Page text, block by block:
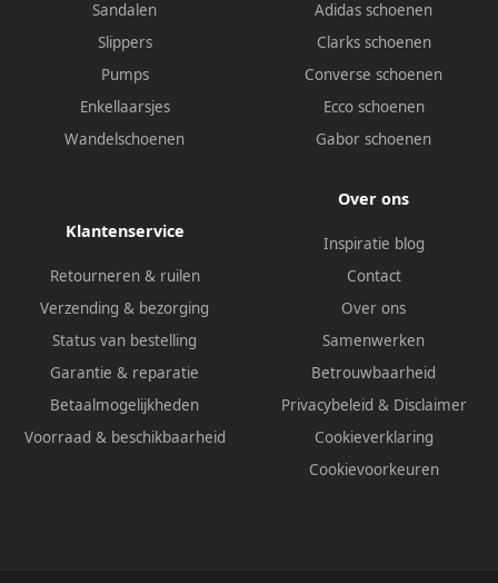
Sandalen
Slippers
Pumps
Enkellaarsjes
Wandelschoenen
Adidas schoenen
Clarks schoenen
Converse schoenen
Ecco schoenen
Gabor schoenen
Klantenservice
Retourneren & ruilen
Verzending & bezorging
Status van bestelling
Garantie & reparatie
Betaalmogelijkheden
Voorraad & beschikbaarheid
Over ons
Inspiratie blog
Contact
Over ons
Samenwerken
Betrouwbaarheid
Privacybeleid & Disclaimer
Cookieverklaring
Cookievoorkeuren